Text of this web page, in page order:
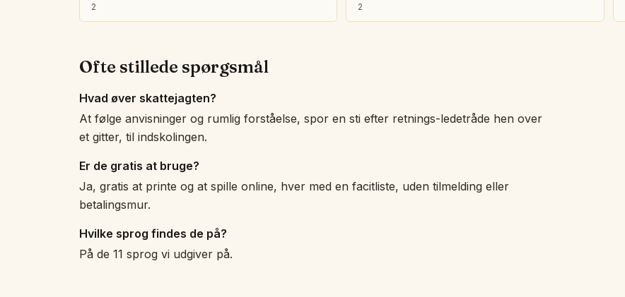
2 2
Ofte stillede spørgsmål
Hvad øver skattejagten?
At følge anvisninger og rumlig forståelse, spor en sti efter retnings-ledetråde hen over
et gitter, til indskolingen.
Er de gratis at bruge?
Ja, gratis at printe og at spille online, hver med en facitliste, uden tilmelding eller
betalingsmur.
Hvilke sprog findes de på?
På de 11 sprog vi udgiver på.